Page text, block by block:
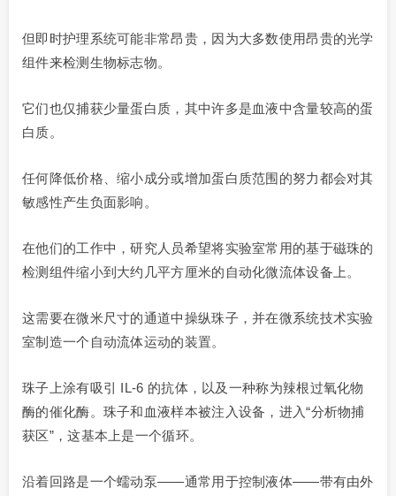
但即时护理系统可能非常昂贵，因为大多数使用昂贵的光学
组件来检测生物标志物。
它们也仅捕获少量蛋白质，其中许多是血液中含量较高的蛋
白质。
任何降低价格、缩小成分或增加蛋白质范围的努力都会对其
敏感性产生负面影响。
在他们的工作中，研究人员希望将实验室常用的基于磁珠的
检测组件缩小到大约几平方厘米的自动化微流体设备上。
这需要在微米尺寸的通道中操纵珠子，并在微系统技术实验
室制造一个自动流体运动的装置。
珠子上涂有吸引 IL-6 的抗体，以及一种称为辣根过氧化物
酶的催化酶。珠子和血液样本被注入设备，进入“分析物捕
获区”，这基本上是一个循环。
沿着回路是一个蠕动泵——通常用于控制液体——带有由外